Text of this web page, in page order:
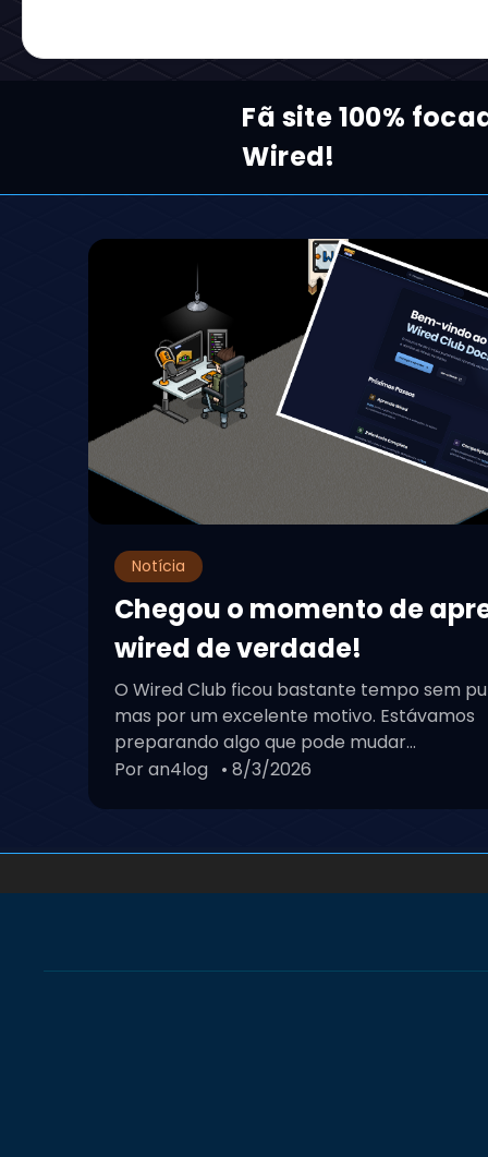
Fã site 100%
Wired!
Notícia
Chegou o momento de
wired de verdade!
O Wired Club ficou bastante tempo sem
mas por um excelente motivo. Estávamos
preparando algo que pode mudar...
Por an4log • 8/3/2026